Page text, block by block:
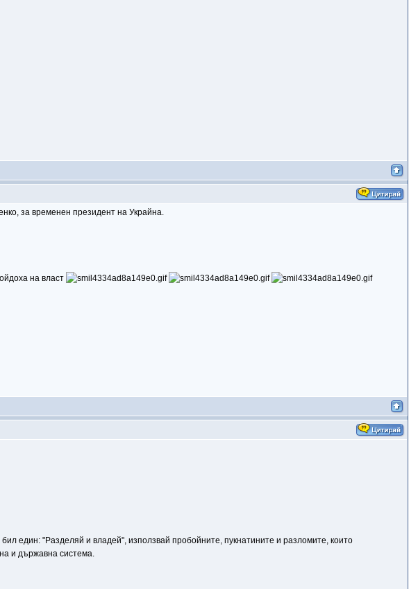
за временен президент на Украйна.
на власт
един: "Разделяй и владей", използвай пробойните, пукнатините и разломите, които
и държавна система.